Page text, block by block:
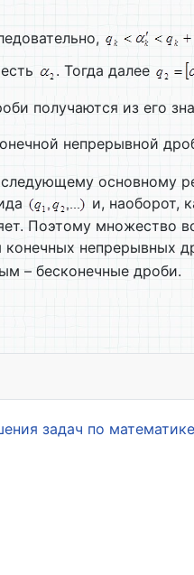
. Тогда далее
получаются из его
непрерывной
основному
и, наоборот,
Поэтому множество
непрерывных
– бесконечные дроби.
цепных дробей
задач по